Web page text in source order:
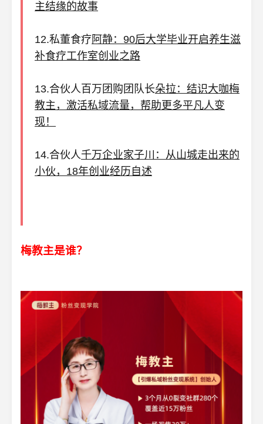
主结缘的故事
12.私董食疗阿静：90后大学毕业开启养生滋
补食疗工作室创业之路
13.合伙人百万团购团队长朵拉：结识大咖梅
教主，激活私域流量，帮助更多平凡人变
现！
14.合伙人千万企业家子川：从山城走出来的
小伙，18年创业经历自述
梅教主是谁？